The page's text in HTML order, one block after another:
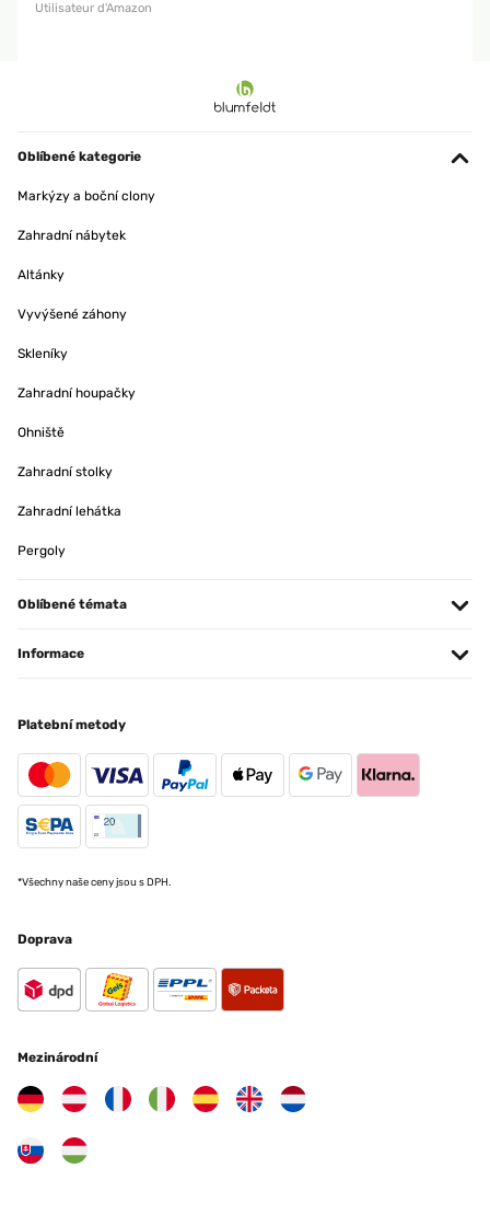
Utilisateur d'Amazon
Oblíbené kategorie
Markýzy a boční clony
Zahradní nábytek
Altánky
Vyvýšené záhony
Skleníky
Zahradní houpačky
Ohniště
Zahradní stolky
Zahradní lehátka
Pergoly
Oblíbené témata
Informace
Platební metody
*Všechny naše ceny jsou s DPH.
Doprava
Mezinárodní